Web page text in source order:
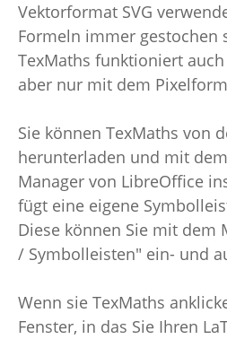
Vektorformat SVG
Formeln immer gestochen
TexMaths funktioniert
aber nur mit dem
Sie können TexMaths von
herunterladen und mit
Manager von LibreOffice
fügt eine eigene
Diese können Sie mit dem
/ Symbolleisten" ein- und
Wenn sie TexMaths
Fenster, in das Sie Ihren